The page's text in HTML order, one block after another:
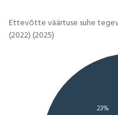
Ettevõtte väärtuse suhe
(2022) (2025)
23%